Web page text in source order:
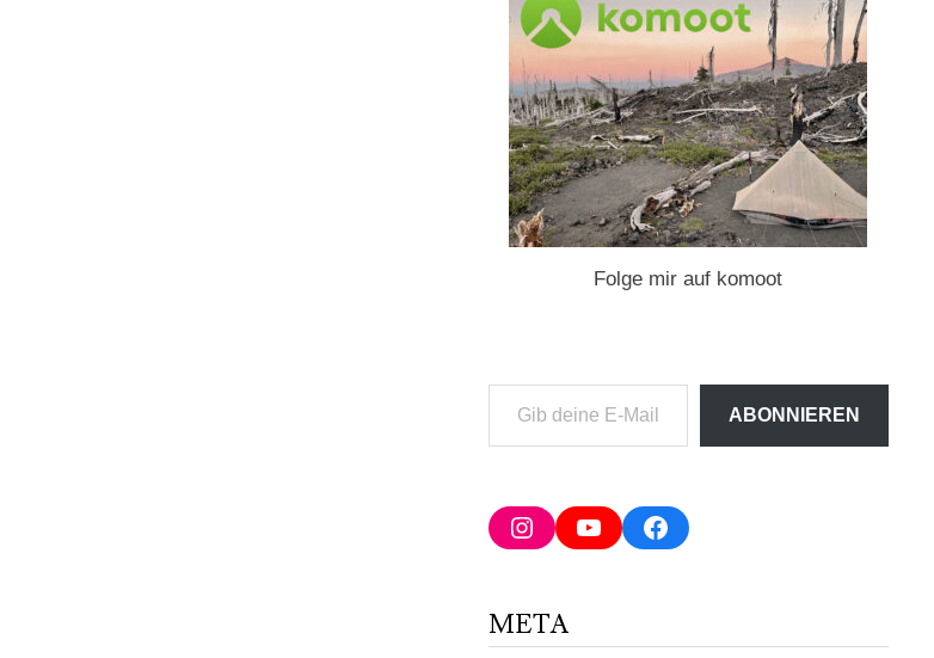
Folge mir auf komoot
deine
Adresse
ein ...
ABONNIEREN
InstagramYouTubeFacebook
META